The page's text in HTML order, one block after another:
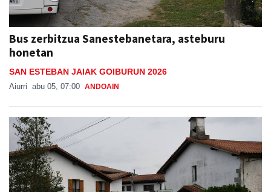
Bus zerbitzua Sanestebanetara, asteburu
honetan
SAN ESTEBAN JAIAK GOIBURUN 2026
Aiurri abu 05, 07:00 ANDOAIN